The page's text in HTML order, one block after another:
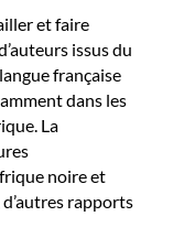
et faire
issus du
française
dans les
La
noire et
rapports